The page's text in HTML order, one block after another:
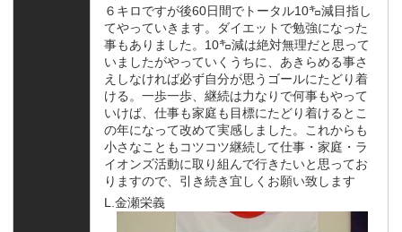
６キロですが後60日間でトータル10㌔減目指し
てやっていきます。ダイエットで勉強になった
事もありました。10㌔減は絶対無理だと思って
いましたがやっていくうちに、あきらめる事さ
えしなければ必ず自分が思うゴールにたどり着
ける。一歩一歩、継続は力なりで何事もやって
いけば、仕事も家庭も目標にたどり着けるとこ
の年になって改めて実感しました。これからも
小さなこともコツコツ継続して仕事・家庭・ラ
イオンズ活動に取り組んで行きたいと思ってお
りますので、引き続き宜しくお願い致します
L.金瀬栄義